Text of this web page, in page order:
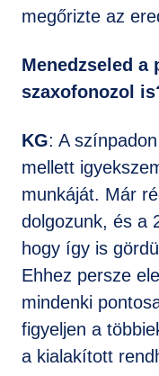
megőrizte az
Menedzseled a
szaxofonozol
KG: A
mellett
munkáját. Már
dolgozunk, és a
hogy így is
Ehhez persze
mindenki
figyeljen a
a kialakított